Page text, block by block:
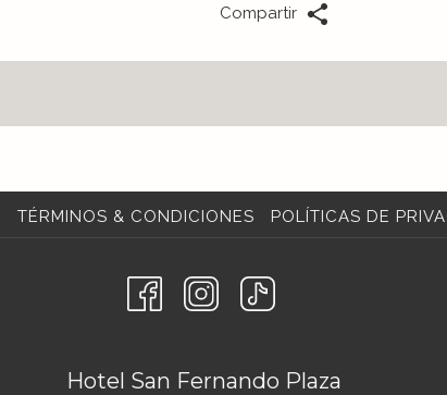
Compartir
TÉRMINOS & CONDICIONES POLÍTICAS DE
Hotel San Fernando Plaza